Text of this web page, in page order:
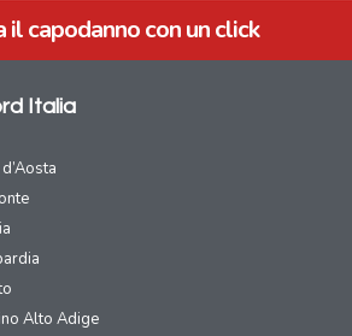
il capodanno con un click
Italia
Alto Adige